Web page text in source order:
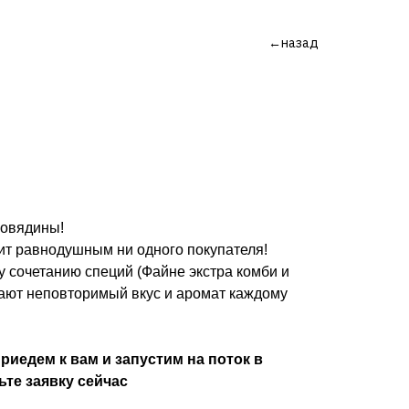
←назад
равнодушным ни одного покупателя!
сочетанию специй (Файне экстра комби и
неповторимый вкус и аромат каждому
к вам и запустим на поток в
заявку сейчас